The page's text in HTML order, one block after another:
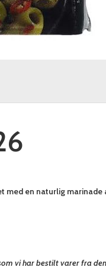
med en naturlig
vi har bestilt varer fra